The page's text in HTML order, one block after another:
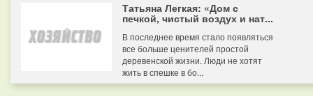
Татьяна Легкая: «Дом с
печкой, чистый воздух и нат...
В последнее время стало появляться
все больше ценителей простой
деревенской жизни. Люди не хотят
жить в спешке в бо...